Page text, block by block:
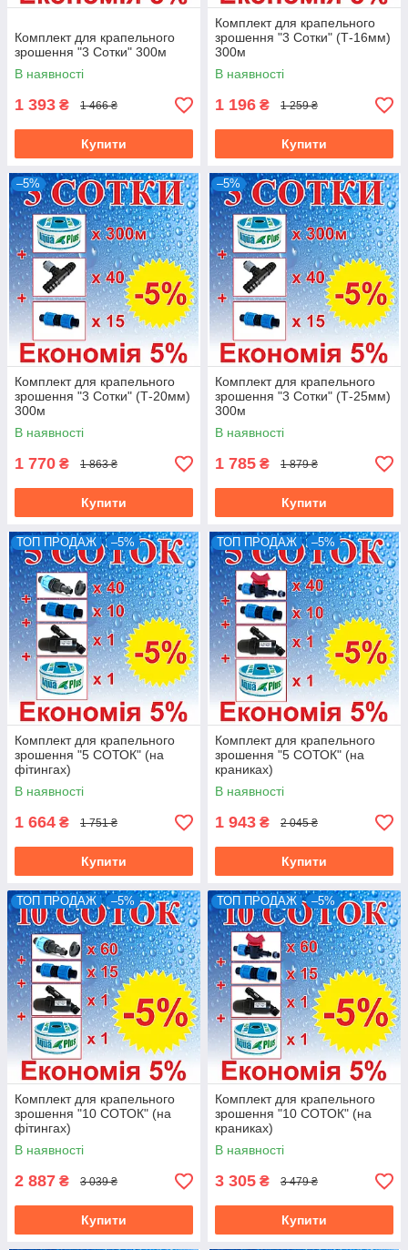
Комплект для крапельного
зрошення "3 Сотки" 300м
В наявності
1 393 ₴ 1 466 ₴
Купити
Комплект для крапельного
зрошення "3 Сотки" (Т-16мм)
300м
В наявності
1 196 ₴ 1 259 ₴
Купити
–5%
Комплект для крапельного
зрошення "3 Сотки" (Т-20мм)
300м
В наявності
1 770 ₴ 1 863 ₴
Купити
–5%
Комплект для крапельного
зрошення "3 Сотки" (Т-25мм)
300м
В наявності
1 785 ₴ 1 879 ₴
Купити
ТОП ПРОДАЖ –5%
Комплект для крапельного
зрошення "5 СОТОК" (на
фітингах)
В наявності
1 664 ₴ 1 751 ₴
Купити
ТОП ПРОДАЖ –5%
Комплект для крапельного
зрошення "5 СОТОК" (на
краниках)
В наявності
1 943 ₴ 2 045 ₴
Купити
ТОП ПРОДАЖ –5%
Комплект для крапельного
зрошення "10 СОТОК" (на
фітингах)
В наявності
2 887 ₴ 3 039 ₴
Купити
ТОП ПРОДАЖ –5%
Комплект для крапельного
зрошення "10 СОТОК" (на
краниках)
В наявності
3 305 ₴ 3 479 ₴
Купити